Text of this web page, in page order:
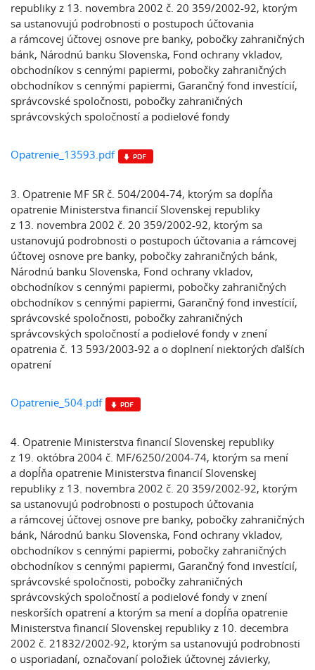
republiky z 13. novembra 2002 č. 20 359/2002-92, ktorým
sa ustanovujú podrobnosti o postupoch účtovania
a rámcovej účtovej osnove pre banky, pobočky zahraničných
bánk, Národnú banku Slovenska, Fond ochrany vkladov,
obchodníkov s cennými papiermi, pobočky zahraničných
obchodníkov s cennými papiermi, Garančný fond investícií,
správcovské spoločnosti, pobočky zahraničných
správcovských spoločností a podielové fondy
Opatrenie_13593.pdf
3. Opatrenie MF SR č. 504/2004-74, ktorým sa dopĺňa
opatrenie Ministerstva financií Slovenskej republiky
z 13. novembra 2002 č. 20 359/2002-92, ktorým sa
ustanovujú podrobnosti o postupoch účtovania a rámcovej
účtovej osnove pre banky, pobočky zahraničných bánk,
Národnú banku Slovenska, Fond ochrany vkladov,
obchodníkov s cennými papiermi, pobočky zahraničných
obchodníkov s cennými papiermi, Garančný fond investícií,
správcovské spoločnosti, pobočky zahraničných
správcovských spoločností a podielové fondy v znení
opatrenia č. 13 593/2003-92 a o doplnení niektorých ďalších
opatrení
Opatrenie_504.pdf
4. Opatrenie Ministerstva financií Slovenskej republiky
z 19. októbra 2004 č. MF/6250/2004-74, ktorým sa mení
a dopĺňa opatrenie Ministerstva financií Slovenskej
republiky z 13. novembra 2002 č. 20 359/2002-92, ktorým
sa ustanovujú podrobnosti o postupoch účtovania
a rámcovej účtovej osnove pre banky, pobočky zahraničných
bánk, Národnú banku Slovenska, Fond ochrany vkladov,
obchodníkov s cennými papiermi, pobočky zahraničných
obchodníkov s cennými papiermi, Garančný fond investícií,
správcovské spoločnosti, pobočky zahraničných
správcovských spoločností a podielové fondy v znení
neskorších opatrení a ktorým sa mení a dopĺňa opatrenie
Ministerstva financií Slovenskej republiky z 10. decembra
2002 č. 21832/2002-92, ktorým sa ustanovujú podrobnosti
o usporiadaní, označovaní položiek účtovnej závierky,